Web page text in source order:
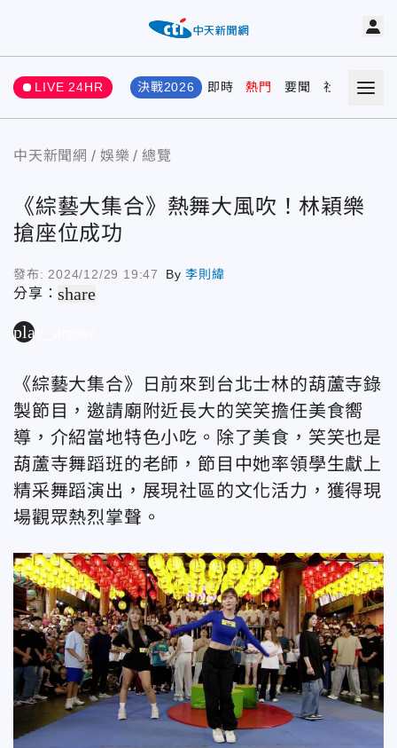
LIVE 24HR 決戰2026 即時 熱門 要聞 社會 娛樂
中天新聞網 娛樂 總覽
《綜藝大集合》熱舞大風吹！林穎樂
搶座位成功
發布: 2024/12/29 19:47 By李則緯
分享：share
play_arrow
《綜藝大集合》日前來到台北士林的葫蘆寺錄
製節目，邀請廟附近長大的笑笑擔任美食嚮
導，介紹當地特色小吃。除了美食，笑笑也是
葫蘆寺舞蹈班的老師，節目中她率領學生獻上
精采舞蹈演出，展現社區的文化活力，獲得現
場觀眾熱烈掌聲。